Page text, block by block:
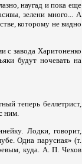
наугад и пока еще
зелени много... А
которому не видно
с завода Харитоненко
будут ночевать на
теперь беллетрист,
ним.
Лодки, говорит,
Одна парусная» (т.
куда. А. П. Чехов